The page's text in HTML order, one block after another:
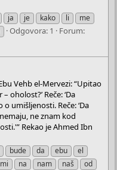
ja je kako li
me
Odgovora: 1
Forum:
Vehb el-Mervezi: “Upitao
oholost?’ Reče: ‘Da
o umišljenosti. Reče: ‘Da
ne znam kod
Rekao je Ahmed Ibn
bude da ebu
el
mi na nam naš
od